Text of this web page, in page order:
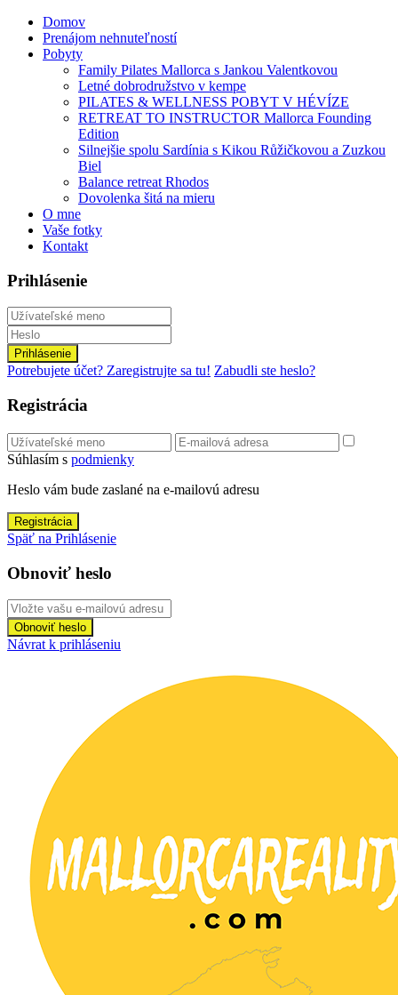
Domov
Prenájom nehnuteľností
Pobyty
Family Pilates Mallorca s Jankou Valentkovou
Letné dobrodružstvo v kempe
PILATES & WELLNESS POBYT V HÉVÍZE
RETREAT TO INSTRUCTOR Mallorca Founding
Edition
Silnejšie spolu Sardínia s Kikou Růžičkovou a Zuzkou
Biel
Balance retreat Rhodos
Dovolenka šitá na mieru
O mne
Vaše fotky
Kontakt
Prihlásenie
Prihlásenie
Potrebujete účet? Zaregistrujte sa tu! Zabudli ste heslo?
Registrácia
Súhlasím s podmienky
Heslo vám bude zaslané na e-mailovú adresu
Registrácia
Späť na Prihlásenie
Obnoviť heslo
Obnoviť heslo
Návrat k prihláseniu